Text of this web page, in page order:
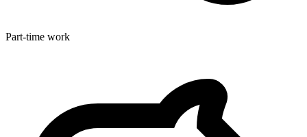
Part-time work